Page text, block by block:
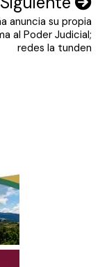
anuncia su propia
al Poder Judicial;
redes la tunden